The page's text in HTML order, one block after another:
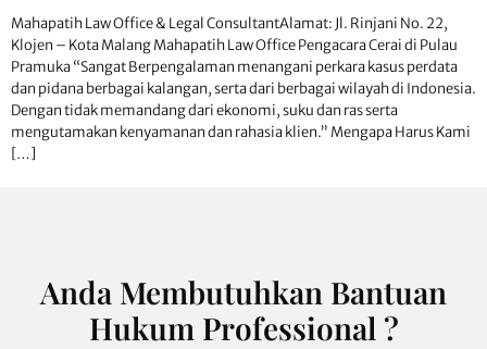
Mahapatih Law Office & Legal ConsultantAlamat: Jl. Rinjani No. 22,
Klojen – Kota Malang Mahapatih Law Office Pengacara Cerai di Pulau
Pramuka “Sangat Berpengalaman menangani perkara kasus perdata
dan pidana berbagai kalangan, serta dari berbagai wilayah di Indonesia.
Dengan tidak memandang dari ekonomi, suku dan ras serta
mengutamakan kenyamanan dan rahasia klien.” Mengapa Harus Kami
[…]
Anda Membutuhkan Bantuan
Hukum Professional ?